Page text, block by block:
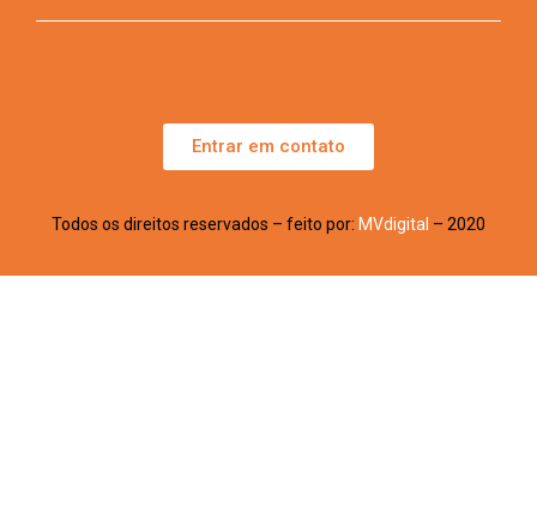
Entrar em contato
Todos os direitos reservados – feito por: MVdigital – 2020